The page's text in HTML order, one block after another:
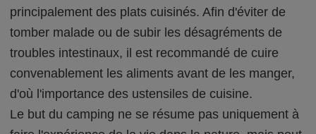
principalement des plats cuisinés. Afin d'éviter de
tomber malade ou de subir les désagréments de
troubles intestinaux, il est recommandé de cuire
convenablement les aliments avant de les manger,
d'où l'importance des ustensiles de cuisine.
Le but du camping ne se résume pas uniquement à